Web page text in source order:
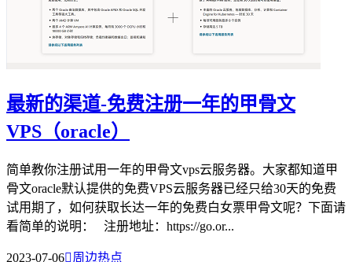
最新的渠道-免费注册一年的甲骨文
VPS（oracle）
简单教你注册试用一年的甲骨文vps云服务器。大家都知道甲
骨文oracle默认提供的免费VPS云服务器已经只给30天的免费
试用期了，如何获取长达一年的免费白女票甲骨文呢？下面请
看简单的说明： 注册地址：https://go.or...
2023-07-06周边热点